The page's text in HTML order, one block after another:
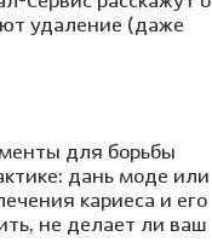
удаление (даже
для борьбы
дань моде или
кариеса и его
не делает ли ваш